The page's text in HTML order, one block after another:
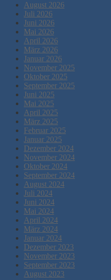
August 2026
Juli 2026
Juni 2026
Mai 2026
April 2026
März 2026
Januar 2026
November 2025
Oktober 2025
September 2025
Juni 2025
Mai 2025
April 2025
März 2025
Februar 2025
Januar 2025
Dezember 2024
November 2024
Oktober 2024
September 2024
August 2024
Juli 2024
Juni 2024
Mai 2024
April 2024
März 2024
Januar 2024
Dezember 2023
November 2023
September 2023
August 2023